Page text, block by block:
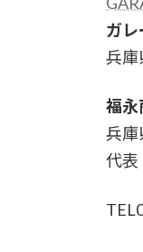
ガレ
兵庫
福永
兵庫
代